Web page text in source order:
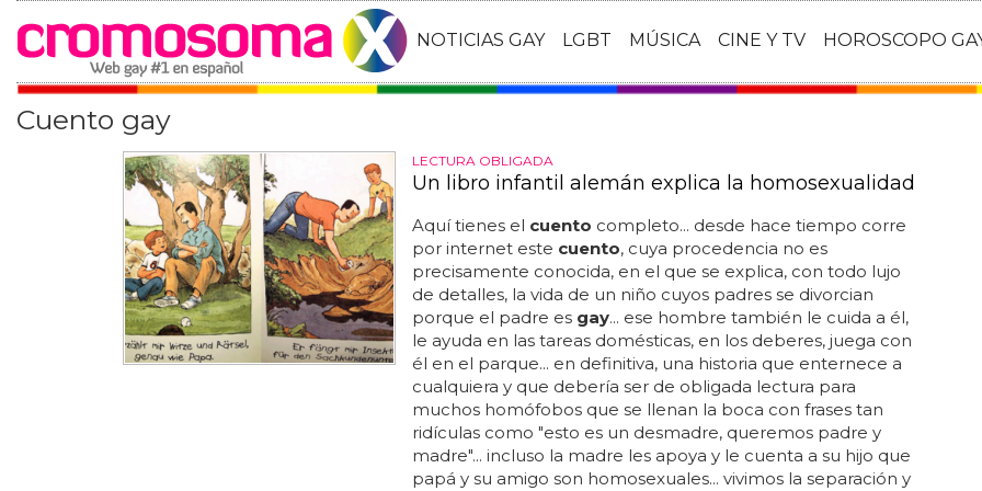
NOTICIAS GAY LGBT MÚSICA CINE Y TV HOROSCOPO
Cuento gay
LECTURA OBLIGADA
Un libro infantil alemán explica la homosexualidad
Aquí tienes el cuento completo... desde hace tiempo corre
por internet este cuento, cuya procedencia no es
precisamente conocida, en el que se explica, con todo lujo
de detalles, la vida de un niño cuyos padres se divorcian
porque el padre es gay... ese hombre también le cuida a él,
le ayuda en las tareas domésticas, en los deberes, juega con
él en el parque... en definitiva, una historia que enternece a
cualquiera y que debería ser de obligada lectura para
muchos homófobos que se llenan la boca con frases tan
ridículas como "esto es un desmadre, queremos padre y
madre"... incluso la madre les apoya y le cuenta a su hijo que
papá y su amigo son homosexuales... vivimos la separación y